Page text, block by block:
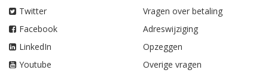
Twitter
Facebook
LinkedIn
Youtube
Vragen over betaling
Adreswijziging
Opzeggen
Overige vragen